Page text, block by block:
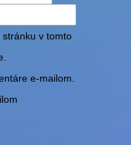
v tomto
e-mailom.